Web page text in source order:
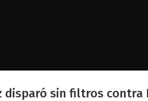
disparó sin filtros contra